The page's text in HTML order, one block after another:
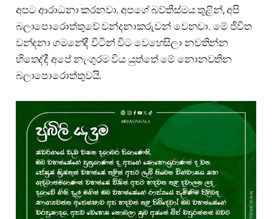
අපට ආරාධනා කරනවා. අපගේ බව්තීස්මය තුළින්, අපි
බලාපොරොත්තුවේ වන්දනාකරුවන් වෙනවා. මේ ජීවිත
වන්දනා ගමනේදී විටින් විට වෙහෙසිලා නවතින්න
හිතෙද්දී අපේ නැංගුරම විය යුත්තේ මේ නොනවතින
බලාපොරොත්තුවයි.